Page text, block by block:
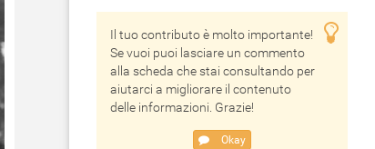
Il tuo contributo è molto importante!
Se vuoi puoi lasciare un commento
alla scheda che stai consultando per
aiutarci a migliorare il contenuto
delle informazioni. Grazie!
Okay